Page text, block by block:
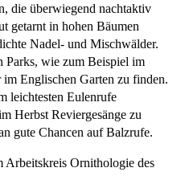
die überwiegend nachtaktiv
getarnt in hohen Bäumen
Nadel- und Mischwälder.
Parks, wie zum Beispiel im
Englischen Garten zu finden.
leichtesten Eulenrufe
Herbst Reviergesänge zu
gute Chancen auf Balzrufe.
Arbeitskreis Ornithologie des